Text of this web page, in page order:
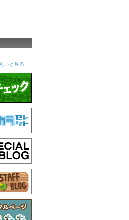
もっと見る